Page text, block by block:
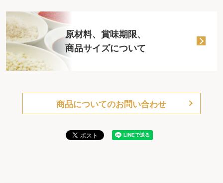
原材料、賞味期限、
商品サイズについて
商品についてのお問い合わせ